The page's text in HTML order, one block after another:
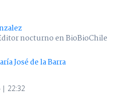
nocturno en BioBioChile
José de la Barra
| 22:32